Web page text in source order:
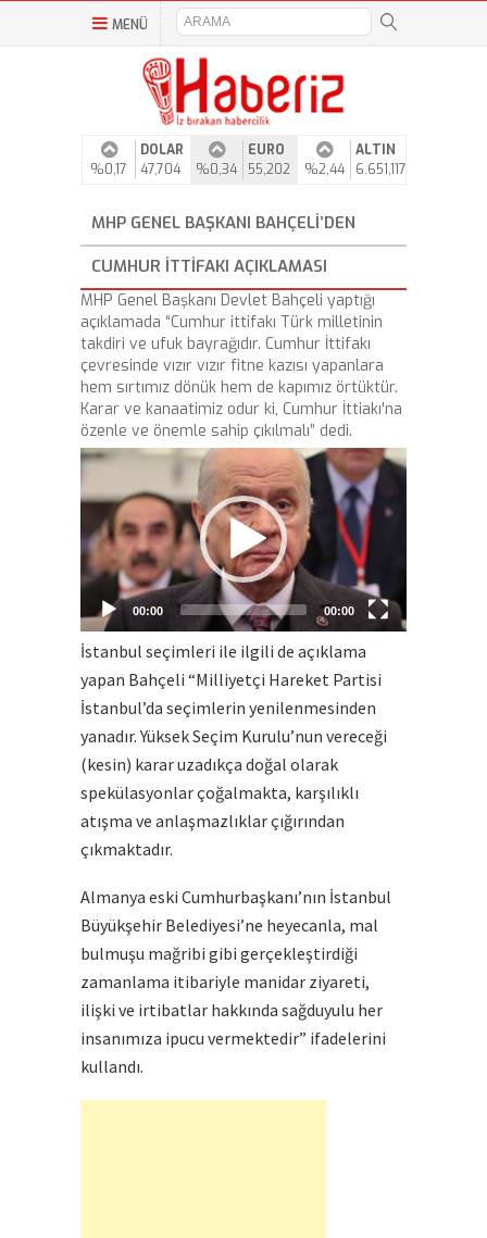
MENÜ
%0,17
DOLAR
47,704
%0,34
EURO
55,202
%2,44
ALTIN
6.651,117
MHP GENEL BAŞKANI BAHÇELI’DEN
CUMHUR İTTIFAKI AÇIKLAMASI
MHP Genel Başkanı Devlet Bahçeli yaptığı
açıklamada “Cumhur ittifakı Türk milletinin
takdiri ve ufuk bayrağıdır. Cumhur İttifakı
çevresinde vızır vızır fitne kazısı yapanlara
hem sırtımız dönük hem de kapımız örtüktür.
Karar ve kanaatimiz odur ki, Cumhur İttiakı'na
özenle ve önemle sahip çıkılmalı” dedi.
Video
Player
00:00 00:00
İstanbul seçimleri ile ilgili de açıklama
yapan Bahçeli “Milliyetçi Hareket Partisi
İstanbul’da seçimlerin yenilenmesinden
yanadır. Yüksek Seçim Kurulu’nun vereceği
(kesin) karar uzadıkça doğal olarak
spekülasyonlar çoğalmakta, karşılıklı
atışma ve anlaşmazlıklar çığırından
çıkmaktadır.
Almanya eski Cumhurbaşkanı’nın İstanbul
Büyükşehir Belediyesi’ne heyecanla, mal
bulmuşu mağribi gibi gerçekleştirdiği
zamanlama itibariyle manidar ziyareti,
ilişki ve irtibatlar hakkında sağduyulu her
insanımıza ipucu vermektedir” ifadelerini
kullandı.